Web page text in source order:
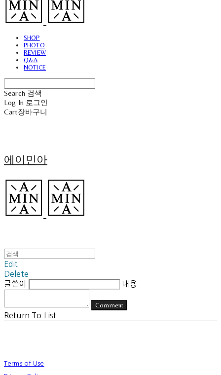
SHOP
PHOTO
REVIEW
Q&A
NOTICE
Search 검색
Log In 로그인
Cart장바구니
에이민아
Edit
Delete
글쓴이
내용
Comment
Return To List
Terms of Use